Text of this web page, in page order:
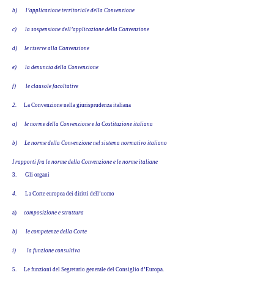
b) l’applicazione territoriale della Convenzione
c) la sospensione dell’applicazione della Convenzione
d) le riserve alla Convenzione
e) la denuncia della Convenzione
f) le clausole facoltative
2. La Convenzione nella giurisprudenza italiana
a) le norme della Convenzione e la Costituzione italiana
b) Le norme della Convenzione nel sistema normativo italiano
I rapporti fra le norme della Convenzione e le norme italiane
3. Gli organi
4. La Corte europea dei diritti dell’uomo
a) composizione e struttura
b) le competenze della Corte
i) la funzione consultiva
5. Le funzioni del Segretario generale del Consiglio d’Europa.